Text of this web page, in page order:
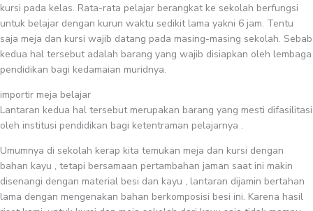
kursi pada kelas. Rata-rata pelajar berangkat ke sekolah berfungsi
untuk belajar dengan kurun waktu sedikit lama yakni 6 jam. Tentu
saja meja dan kursi wajib datang pada masing-masing sekolah. Sebab
kedua hal tersebut adalah barang yang wajib disiapkan oleh lembaga
pendidikan bagi kedamaian muridnya.
importir meja belajar
Lantaran kedua hal tersebut merupakan barang yang mesti difasilitasi
oleh institusi pendidikan bagi ketentraman pelajarnya .
Umumnya di sekolah kerap kita temukan meja dan kursi dengan
bahan kayu , tetapi bersamaan pertambahan jaman saat ini makin
disenangi dengan material besi dan kayu , lantaran dijamin bertahan
lama dengan mengenakan bahan berkomposisi besi ini. Karena hasil